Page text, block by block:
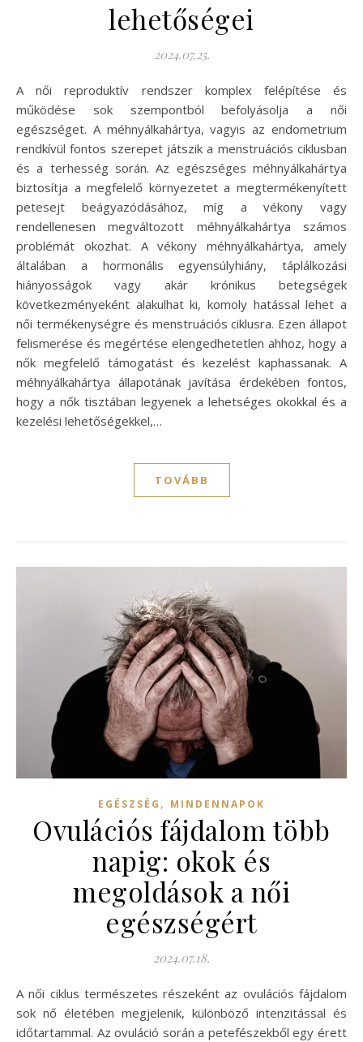
lehetőségei
2024.07.25.
A női reproduktív rendszer komplex felépítése és
működése sok szempontból befolyásolja a női
egészséget. A méhnyálkahártya, vagyis az endometrium
rendkívül fontos szerepet játszik a menstruációs ciklusban
és a terhesség során. Az egészséges méhnyálkahártya
biztosítja a megfelelő környezetet a megtermékenyített
petesejt beágyazódásához, míg a vékony vagy
rendellenesen megváltozott méhnyálkahártya számos
problémát okozhat. A vékony méhnyálkahártya, amely
általában a hormonális egyensúlyhiány, táplálkozási
hiányosságok vagy akár krónikus betegségek
következményeként alakulhat ki, komoly hatással lehet a
női termékenységre és menstruációs ciklusra. Ezen állapot
felismerése és megértése elengedhetetlen ahhoz, hogy a
nők megfelelő támogatást és kezelést kaphassanak. A
méhnyálkahártya állapotának javítása érdekében fontos,
hogy a nők tisztában legyenek a lehetséges okokkal és a
kezelési lehetőségekkel,…
TOVÁBB
EGÉSZSÉG , MINDENNAPOK
Ovulációs fájdalom több
napig: okok és
megoldások a női
egészségért
2024.07.18.
A női ciklus természetes részeként az ovulációs fájdalom
sok nő életében megjelenik, különböző intenzitással és
időtartammal. Az ovuláció során a petefészekből egy érett